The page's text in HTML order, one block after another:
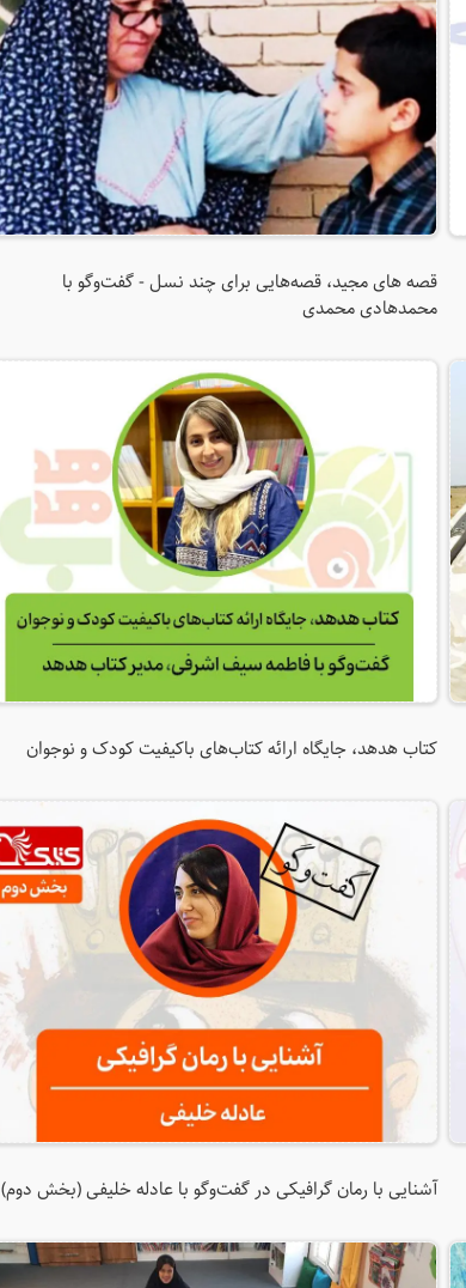
قصه های مجید، قصه‌هایی برای چند نسل - گفت‌و‌گو با
محمدهادی محمدی
کتاب هدهد، جایگاه ارائه کتاب‌های باکیفیت کودک و نوجوان
آشنایی با رمان گرافیکی در گفت‌وگو با عادله خلیفی (بخش دوم)